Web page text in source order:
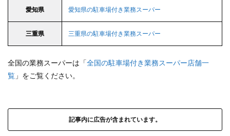
愛知県 愛知県の駐車場付き業務スーパー
三重県 三重県の駐車場付き業務スーパー
全国の業務スーパーは「全国の駐車場付き業務スーパー店舗一
覧 」をご覧ください。
記事内に広告が含まれています。